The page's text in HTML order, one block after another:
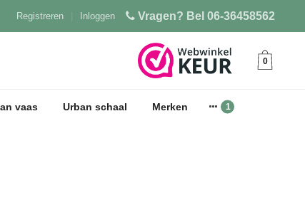
Vragen? Bel 06-36458562
Inloggen
Registreren
0
vaas Urban schaal Merken